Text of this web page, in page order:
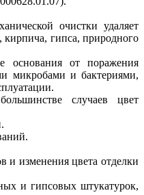
очистки удаляет
кирпича, гипса, природного
от поражения
микробами и бактериями,
случаев цвет
изменения цвета отделки
и гипсовых штукатурок,